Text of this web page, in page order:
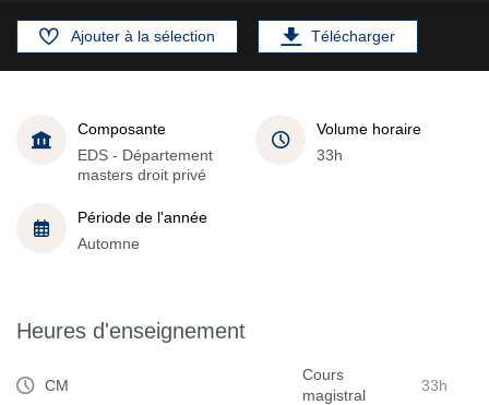
Ajouter à la sélection Télécharger
Composante
EDS - Département
masters droit privé
Volume horaire
33h
Période de l'année
Automne
Heures d'enseignement
CM
Cours
magistral
33h